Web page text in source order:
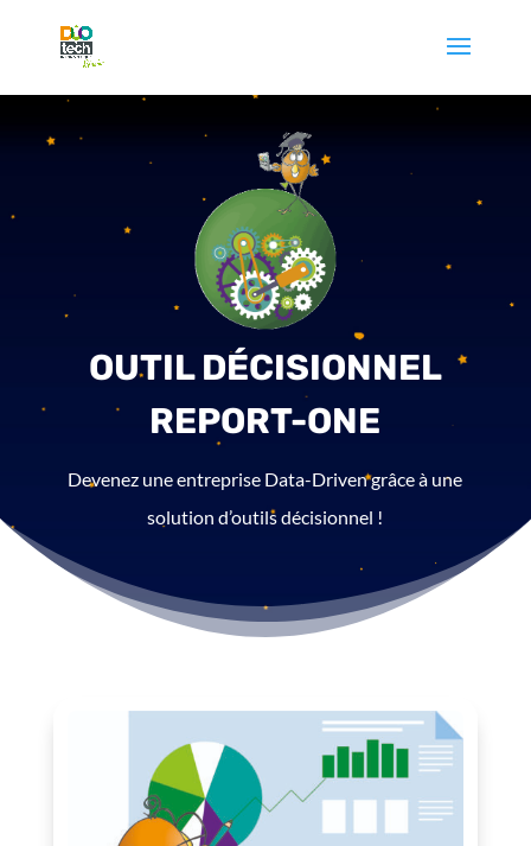
OUTIL DÉCISIONNEL
REPORT-ONE
Devenez une entreprise Data-Driven grâce à une
solution d’outils décisionnel !